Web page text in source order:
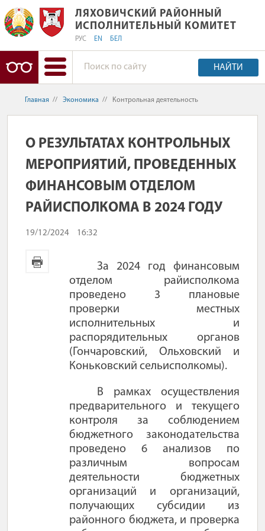
ЛЯХОВИЧСКИЙ РАЙОННЫЙ
ЛЯХОВИЧСКИЙ РАЙОННЫЙ
ИСПОЛНИТЕЛЬНЫЙ КОМИТЕТ
РУС EN БЕЛ
НАЙТИ
Главная // Экономика // Контрольная деятельность
О РЕЗУЛЬТАТАХ КОНТРОЛЬНЫХ
МЕРОПРИЯТИЙ, ПРОВЕДЕННЫХ
ФИНАНСОВЫМ ОТДЕЛОМ
РАЙИСПОЛКОМА В 2024 ГОДУ
19/12/2024 16:32
За 2024 год финансовым
отделом райисполкома
проведено 3 плановые
проверки местных
исполнительных и
распорядительных органов
(Гончаровский, Ольховский и
Коньковский сельисполкомы).
В рамках осуществления
предварительного и текущего
контроля за соблюдением
бюджетного законодательства
проведено 6 анализов по
различным вопросам
деятельности бюджетных
организаций и организаций,
получающих субсидии из
районного бюджета, и проверка